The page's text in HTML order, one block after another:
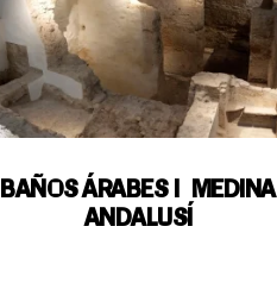
BAÑOS ÁRABES | MEDINA
ANDALUSÍ